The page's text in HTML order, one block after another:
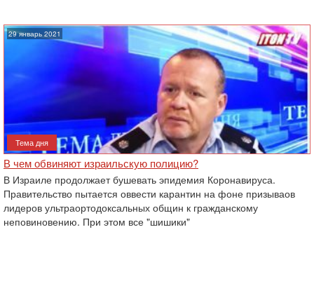
29 январь 2021
Тема дня
В чем обвиняют израильскую полицию?
В Израиле продолжает бушевать эпидемия Коронавируса.
Правительство пытается оввести карантин на фоне призываов
лидеров ультраортодоксальных общин к гражданскому
неповиновению. При этом все "шишики"